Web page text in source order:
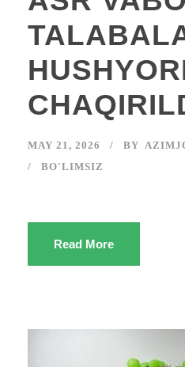
MAY 21, 2026 BY
BO'LIMSIZ
Read More